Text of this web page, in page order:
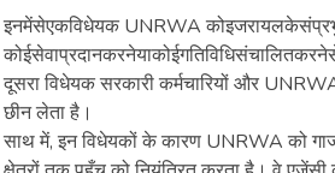
इनमेंसेएकविधेयक UNRWA
दूसरा विधेयक सरकारी कर्मचारियों और
छीन लेता है।
साथ में, इन विधेयकों के कारण UNRWA को